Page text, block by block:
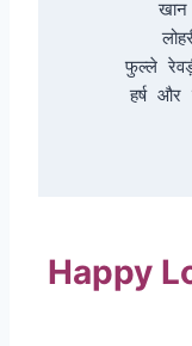
खान
फुल्ले
हर्ष और
Happy